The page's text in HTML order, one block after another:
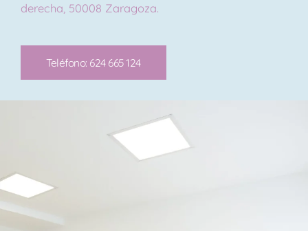
derecha, 50008 Zaragoza.
Teléfono: 624 665 124